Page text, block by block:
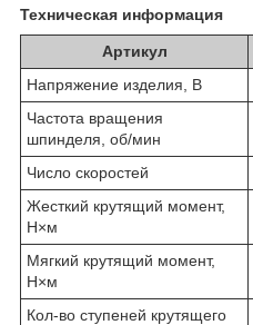
Техническая информация
Артикул
Напряжение изделия, В
Частота вращения
шпинделя, об/мин
Число скоростей
Жесткий крутящий момент,
Н×м
Мягкий крутящий момент,
Н×м
Кол-во ступеней крутящего